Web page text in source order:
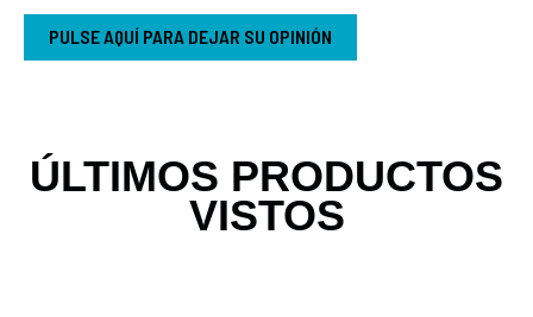
PULSE AQUÍ PARA DEJAR SU OPINIÓN
ÚLTIMOS PRODUCTOS
VISTOS